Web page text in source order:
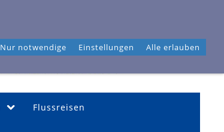
Flussreisen
Nur notwendige Einstellungen Alle erlauben